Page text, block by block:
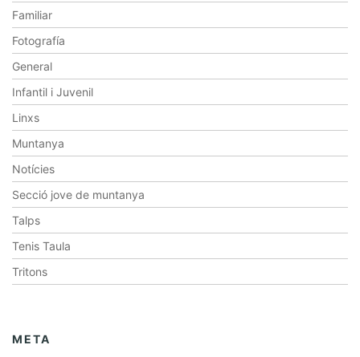
Familiar
Fotografía
General
Infantil i Juvenil
Linxs
Muntanya
Notícies
Secció jove de muntanya
Talps
Tenis Taula
Tritons
META